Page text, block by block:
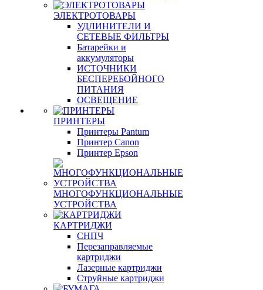
ЭЛЕКТРОТОВАРЫ
УДЛИНИТЕЛИ И
СЕТЕВЫЕ ФИЛЬТРЫ
Батарейки и
аккумуляторы
ИСТОЧНИКИ
БЕСПЕРЕБОЙНОГО
ПИТАНИЯ
ОСВЕЩЕНИЕ
ПРИНТЕРЫ
Принтеры Pantum
Принтер Canon
Принтер Epson
МНОГОФУНКЦИОНАЛЬНЫЕ
УСТРОЙСТВА
КАРТРИДЖИ
СНПЧ
Перезаправляемые
картриджи
Лазерные картриджи
Струйные картриджи